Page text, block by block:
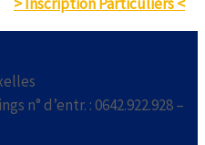
n° d’entr. : 0642.922.928 –